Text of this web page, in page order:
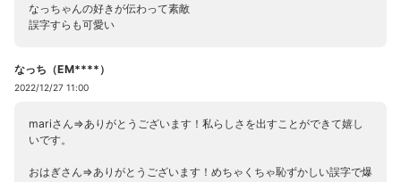
なっちゃんの好きが伝わって素敵
誤字すらも可愛い
なっち（EM****）
2022/12/27 11:00
mariさん⇒ありがとうございます！私らしさを出すことができて嬉し
いです。
おはぎさん⇒ありがとうございます！めちゃくちゃ恥ずかしい誤字で爆